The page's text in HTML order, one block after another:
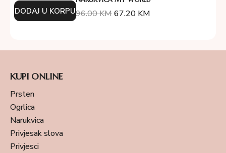
96.00KM67.20 KM
DODAJ U KORPU
KUPI ONLINE
Prsten
Ogrlica
Narukvica
Privjesak slova
Privjesci